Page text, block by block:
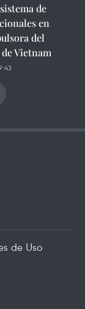
de
en
del
Vietnam
de Uso